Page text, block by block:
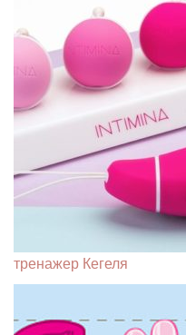
тренажер Кегеля